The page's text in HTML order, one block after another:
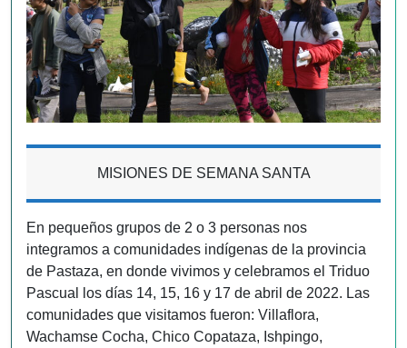
MISIONES DE SEMANA SANTA
En pequeños grupos de 2 o 3 personas nos
integramos a comunidades indígenas de la provincia
de Pastaza, en donde vivimos y celebramos el Triduo
Pascual los días 14, 15, 16 y 17 de abril de 2022. Las
comunidades que visitamos fueron: Villaflora,
Wachamse Cocha, Chico Copataza, Ishpingo,